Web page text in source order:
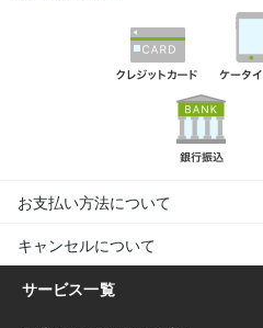
お支払い方法について
キャンセルについて